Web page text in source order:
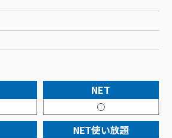
る集合住宅
ス
ストップ
サポートパックサービス料⾦表
情報
ント
ップ
団体⼀括⽀払
ップ
犯カメラ
ス
料⾦
ス
ュー
ン
フォントップ
×ポテト
サービス
するサービストップ
ら
NET
○
NET使い放題